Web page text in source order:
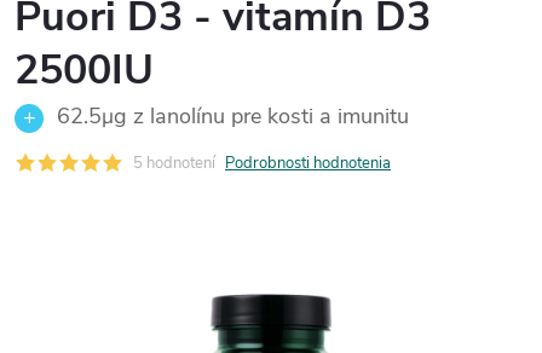
Puori D3 - vitamín D3
2500IU
62.5μg z lanolínu pre kosti a imunitu
5 hodnotení Podrobnosti hodnotenia